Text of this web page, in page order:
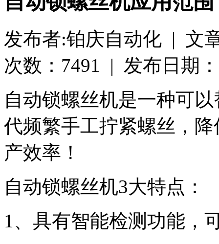
发布者:铂庆自动化 | 文
次数：7491 | 发布日期：
自动锁螺丝机是一种可
代频繁手工拧紧螺丝，
产效率！
自动锁螺丝机3大特点：
1、具有智能检测功能，